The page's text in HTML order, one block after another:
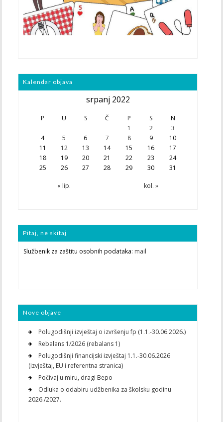
Kalendar objava
srpanj 2022
P U S Č P S N
« lip. kol. »
1 2
3
4
5 6 7 8 9
10
11
12 13 14 15 16
17
18
19 20 21 22 23
24
25
26 27 28 29 30 31
Pitaj, ne skitaj
Službenik za zaštitu osobnih podataka: mail
Nove objave
Polugodišnji izvještaj o izvršenju fp (1.1.-30.06.2026.)
Rebalans 1/2026 (rebalans 1)
Polugodišnji financijski izvještaj 1.1.-30.06.2026
(izvještaj, EU i referentna stranica)
Počivaj u miru, dragi Bepo
Odluka o odabiru udžbenika za školsku godinu
2026./2027.